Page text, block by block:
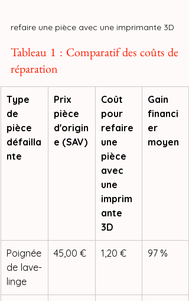
refaire une pièce avec une imprimante 3D
Tableau 1 : Comparatif des coûts de
réparation
Type
de
pièce
défailla
nte
Prix
pièce
d'origin
e (SAV)
Coût
pour
refaire
une
pièce
avec
une
imprim
ante
3D
Gain
financi
er
moyen
Poignée
de lave-
linge
45,00 € 1,20 € 97 %